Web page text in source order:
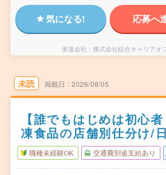
気になる! 応募へ
派遣会社 株式会社綜合キャリアオ
未読 掲載日 2026/08/05
【誰でもはじめは初心
凍食品の店舗別仕分け/
職種未経験OK 交通費別途支給あり